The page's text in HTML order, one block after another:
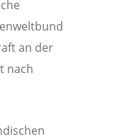
an der
nach